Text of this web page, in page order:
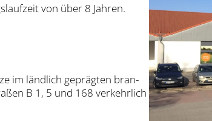
von über 8 Jah­ren.
im länd­lich gepräg­ten bran­
B 1, 5 und 168 ver­kehr­lich